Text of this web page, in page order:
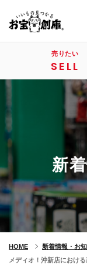
売りたい
SELL
新
HOME
新着情報・お
メディオ！沖新店におけ